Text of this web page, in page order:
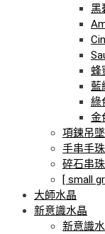
黑
蜂
藍
綠
金
項鍊吊
手串手
碎石串
[ small
大師水晶
新意識水晶
新意識